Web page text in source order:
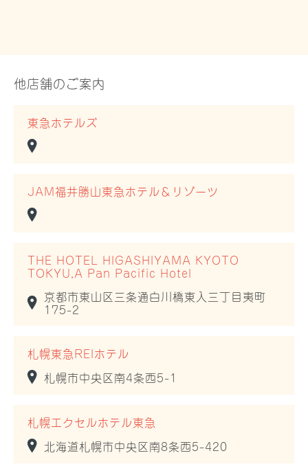
他店舗のご案内
東急ホテルズ
JAM福井勝山東急ホテル＆リゾーツ
THE HOTEL HIGASHIYAMA KYOTO
TOKYU,A Pan Pacific Hotel
京都市東山区三条通白川橋東入三丁目夷町
175-2
札幌東急REIホテル
札幌市中央区南4条西5-1
札幌エクセルホテル東急
北海道札幌市中央区南8条西5-420